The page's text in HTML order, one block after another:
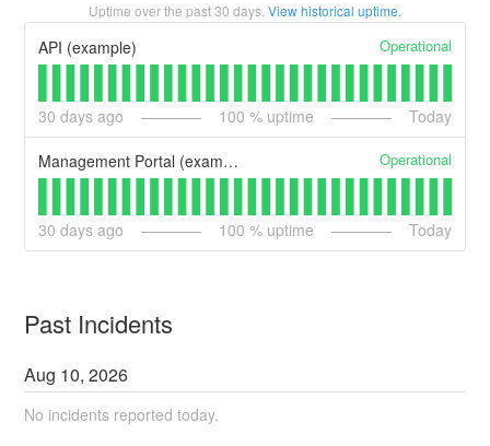
Uptime over the past30 days. View historical uptime.
API (example) Operational
30 days ago 100 % uptime Today
Management Portal (example) Operational
30 days ago 100 % uptime Today
Past Incidents
Aug 10,2026
No incidents reported today.